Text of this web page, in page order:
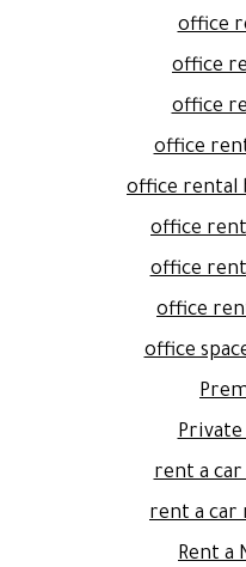
office
office
office
office
office rental
office
office
office
office
Private
rent a car
rent a car
Rent a